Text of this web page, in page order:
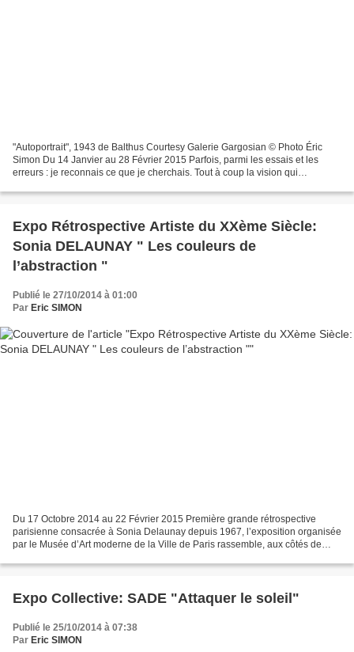
"Autoportrait", 1943 de Balthus Courtesy Galerie Gargosian © Photo Éric
Simon Du 14 Janvier au 28 Février 2015 Parfois, parmi les essais et les
erreurs : je reconnais ce que je cherchais. Tout à coup la vision qui
Expo Rétrospective Artiste du XXème Siècle:
Sonia DELAUNAY " Les couleurs de
l’abstraction "
Publié le 27/10/2014 à 01:00
Par Eric SIMON
Du 17 Octobre 2014 au 22 Février 2015 Première grande rétrospective
parisienne consacrée à Sonia Delaunay depuis 1967, l’exposition organisée
par le Musée d’Art moderne de la Ville de Paris rassemble, aux côtés de
Expo Collective: SADE "Attaquer le soleil"
Publié le 25/10/2014 à 07:38
Par Eric SIMON